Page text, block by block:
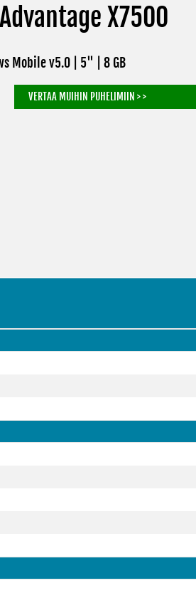
Advantage X7500
Mobile v5.0 | 5" | 8 GB
VERTAA MUIHIN PUHELIMIIN > >